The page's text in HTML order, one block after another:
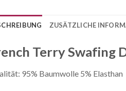
ZUSÄTZLICHE
Terry Swafing
95% Baumwolle 5% Elasthan